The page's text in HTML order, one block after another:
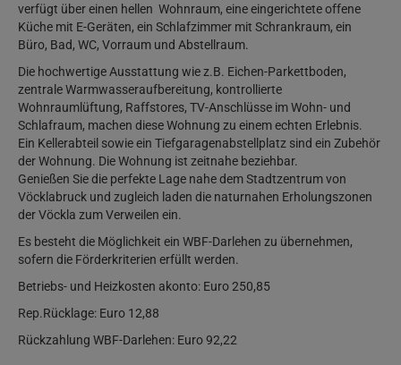
verfügt über einen hellen Wohnraum, eine eingerichtete offene
Küche mit E-Geräten, ein Schlafzimmer mit Schrankraum, ein
Büro, Bad, WC, Vorraum und Abstellraum.
Die hochwertige Ausstattung wie z.B. Eichen-Parkettboden,
zentrale Warmwasseraufbereitung, kontrollierte
Wohnraumlüftung, Raffstores, TV-Anschlüsse im Wohn- und
Schlafraum, machen diese Wohnung zu einem echten Erlebnis.
Ein Kellerabteil sowie ein Tiefgaragenabstellplatz sind ein Zubehör
der Wohnung. Die Wohnung ist zeitnahe beziehbar.
Genießen Sie die perfekte Lage nahe dem Stadtzentrum von
Vöcklabruck und zugleich laden die naturnahen Erholungszonen
der Vöckla zum Verweilen ein.
Es besteht die Möglichkeit ein WBF-Darlehen zu übernehmen,
sofern die Förderkriterien erfüllt werden.
Betriebs- und Heizkosten akonto: Euro 250,85
Rep.Rücklage: Euro 12,88
Rückzahlung WBF-Darlehen: Euro 92,22